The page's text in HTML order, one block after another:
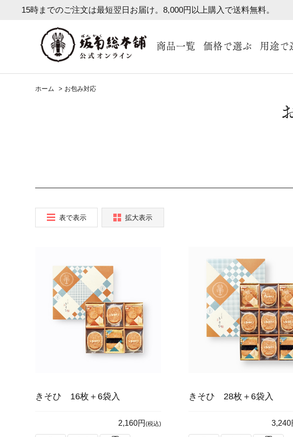
15時までのご注文は最短翌日お届け。8,000円以上購入で送料無料。
商品一覧 価格で選ぶ 用途で
ホーム > お包み対応
拡大表示
表で表示
きそひ 16枚＋6袋入
2,160円 (税込)
きそひ 28枚＋6袋入
3,240